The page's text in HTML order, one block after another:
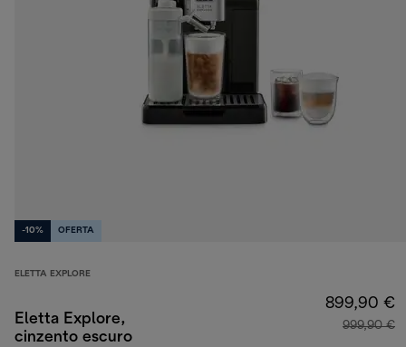
-10% OFERTA
ELETTA EXPLORE
Eletta Explore,
cinzento escuro
899,90 €
999,90 €